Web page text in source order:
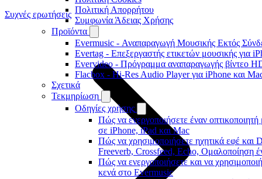
Πολιτική Απορρήτου
Συμφωνία Άδειας Χρήσης
Προϊόντα
Evermusic - Αναπαραγωγή Μουσικής Εκτός
Evertag - Επεξεργαστής ετικετών μουσικής για
Evervideo - Πρόγραμμα αναπαραγωγής βίντεο
Flacbox - Hi-Res Audio Player για iPhone και
Σχετικά
Τεκμηρίωση
Οδηγίες χρήσης
Πώς να ενεργοποιήσετε έναν
σε iPhone, iPad και Mac
Πώς να χρησιμοποιήσετε ηχητικά εφέ και
Freeverb, Crossfeed, Echo, Ομαλοποίηση
Πώς να ενεργοποιήσετε και να
κενά στο Evermusic
Συχνές ερωτήσεις